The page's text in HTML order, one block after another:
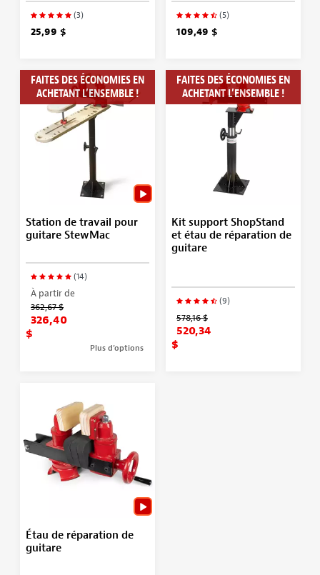
(3)
25,99 $
(5)
109,49 $
FAITES DES ÉCONOMIES EN
ACHETANT L’ENSEMBLE !
Station de travail pour
guitare StewMac
(14)
À partir de
362,67 $
326,40
$
Plus d’options
FAITES DES ÉCONOMIES EN
ACHETANT L’ENSEMBLE !
Kit support ShopStand
et étau de réparation de
guitare
(9)
578,16 $
520,34
$
Étau de réparation de
guitare